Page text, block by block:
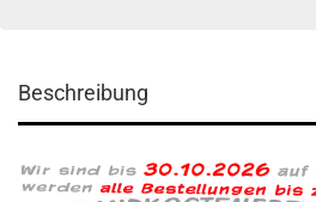
Beschreibung